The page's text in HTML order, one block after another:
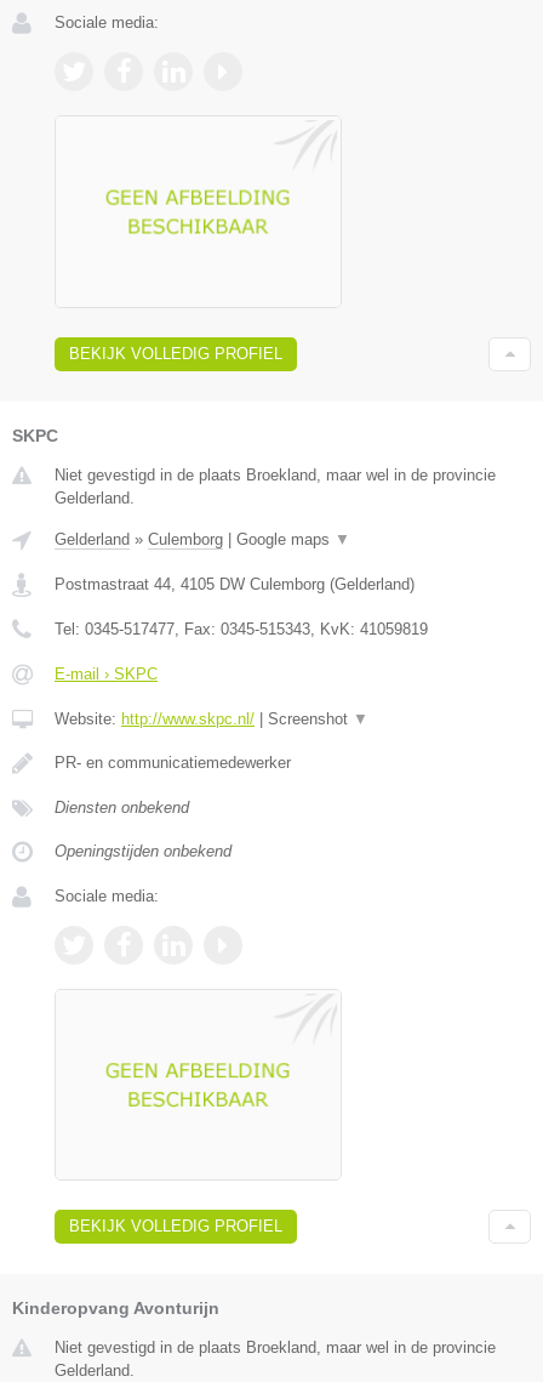
Sociale media:
BEKIJK VOLLEDIG PROFIEL
SKPC
Niet gevestigd in de plaats Broekland, maar wel in de provincie
Gelderland.
Gelderland » Culemborg | Google maps ▼
Postmastraat 44 4105 DW Culemborg (Gelderland)
Tel: 0345-517477 , Fax: 0345-515343 , KvK: 41059819
E-mail › SKPC
Website: http://www.skpc.nl/ | Screenshot ▼
PR- en communicatiemedewerker
Diensten onbekend
Openingstijden onbekend
Sociale media:
BEKIJK VOLLEDIG PROFIEL
Kinderopvang Avonturijn
Niet gevestigd in de plaats Broekland, maar wel in de provincie
Gelderland.